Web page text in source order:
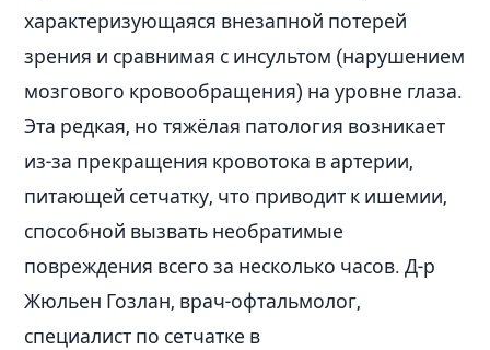
характеризующаяся внезапной потерей
зрения и сравнимая с инсультом (нарушением
мозгового кровообращения) на уровне глаза.
Эта редкая, но тяжёлая патология возникает
из-за прекращения кровотока в артерии,
питающей сетчатку, что приводит к ишемии,
способной вызвать необратимые
повреждения всего за несколько часов. Д-р
Жюльен Гозлан, врач-офтальмолог,
специалист по сетчатке в